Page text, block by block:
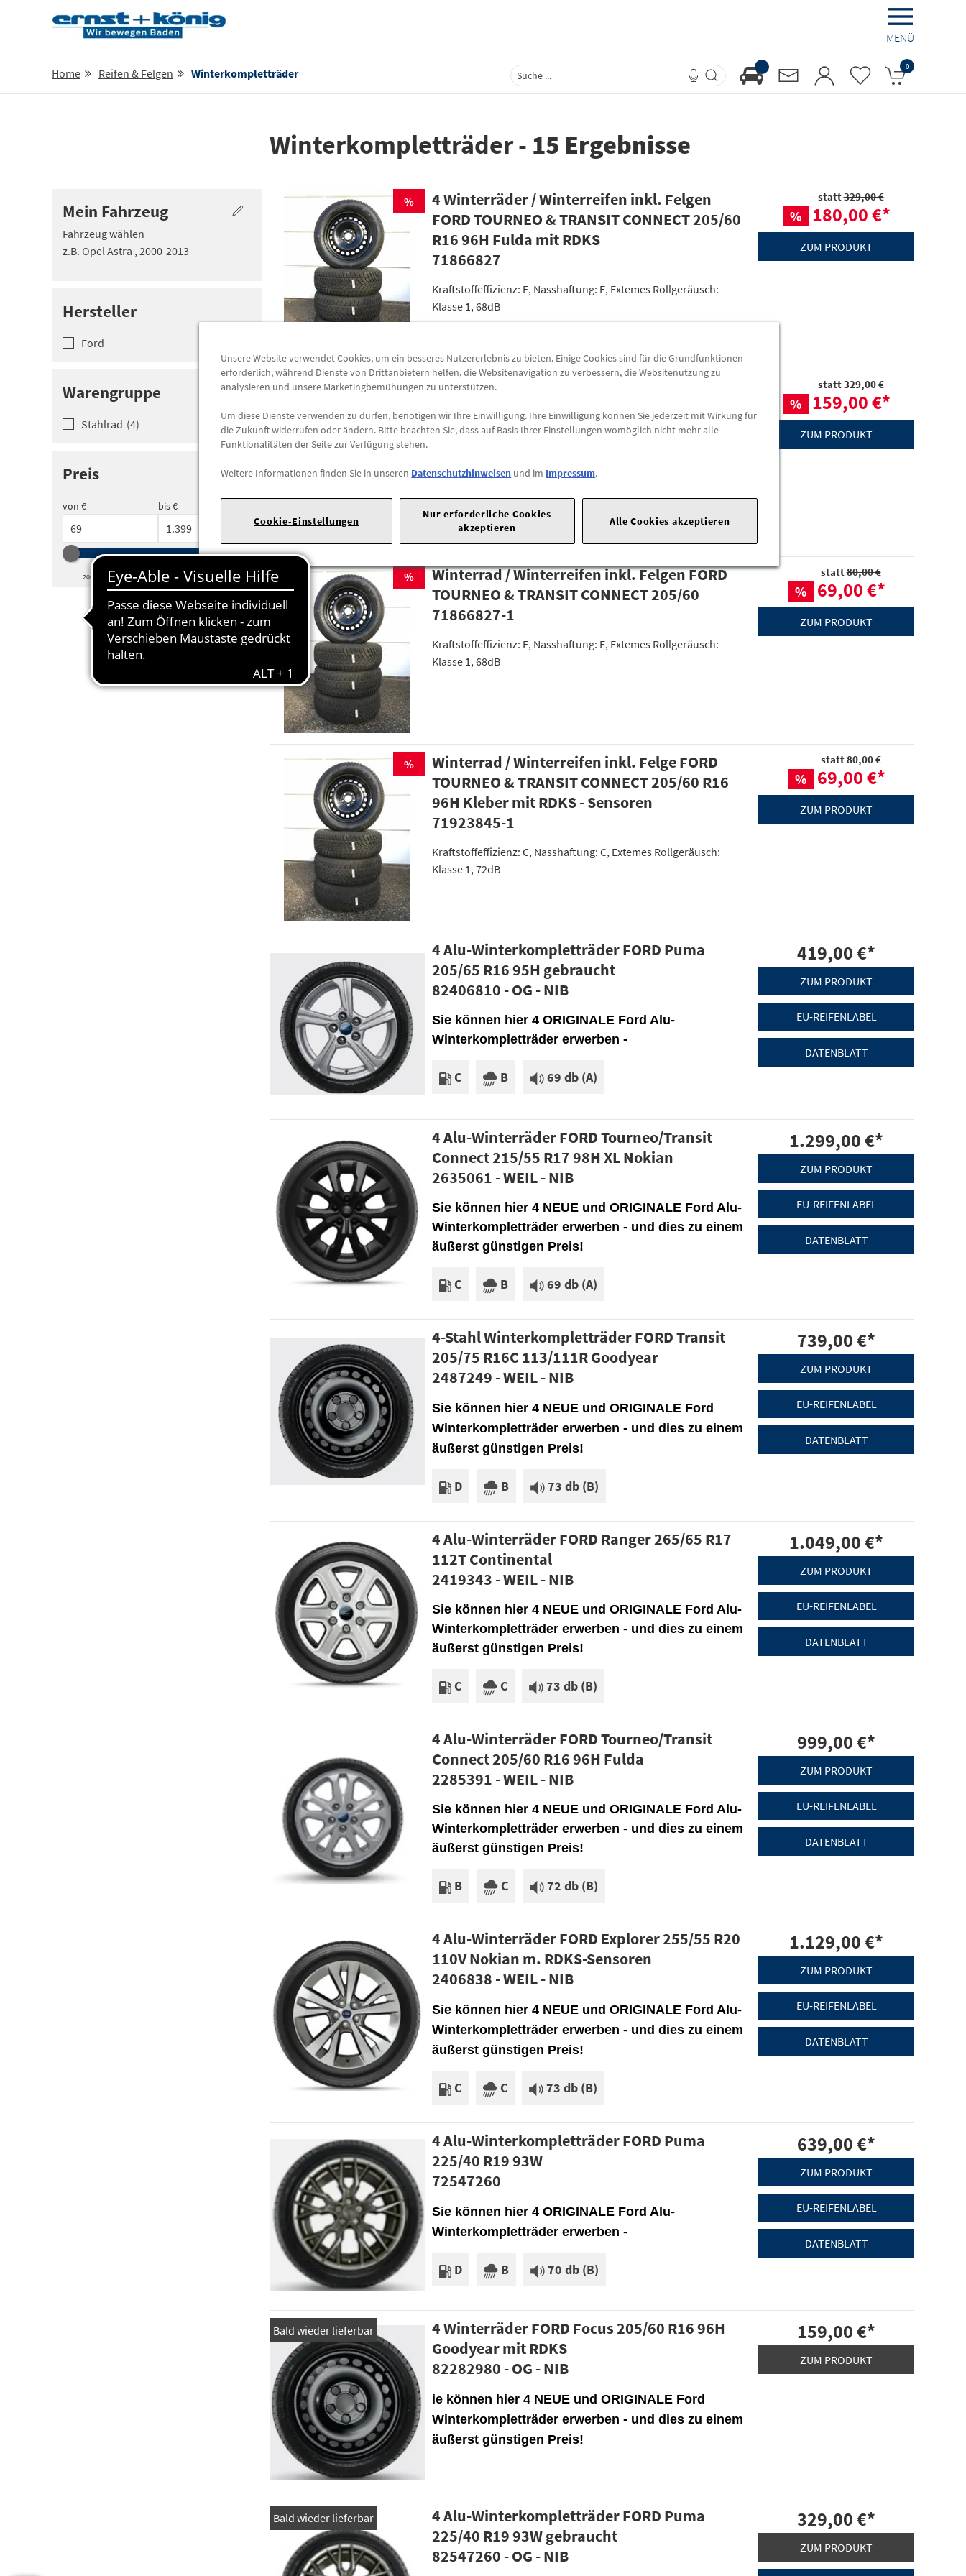
MENÜ
Home Reifen & Felgen Winterkompletträder 0
Winterkompletträder- 15 Ergebnisse
Mein Fahrzeug
Fahrzeug wählen
z.B. Opel Astra , 2000-2013
Hersteller
Ford
Warengruppe
Stahlrad (4)
Preis
von € bis €
200 400 600 800 1.000 1.200
%
4 Winterräder / Winterreifen inkl. Felgen
FORD TOURNEO & TRANSIT CONNECT 205/60
R16 96H Fulda mit RDKS
71866827
Kraftstoffeffizienz: E, Nasshaftung: E, Extemes Rollgeräusch:
Klasse 1, 68dB
statt329,00 €
% 180,00 €*
ZUM PRODUKT
%
4 Winterräder / Winterreifen inkl. Felgen
FORD TOURNEO & TRANSIT CONNECT 205/60
R16 96H Kleber mit RDKS
Kraftstoffeffizienz: C, Nasshaftung: C, Extemes Rollgeräusch:
statt329,00 €
% 159,00 €*
ZUM PRODUKT
%
Winterrad / Winterreifen inkl. Felgen FORD
TOURNEO & TRANSIT CONNECT 205/60
71866827-1
Kraftstoffeffizienz: E, Nasshaftung: E, Extemes Rollgeräusch:
Klasse 1, 68dB
statt80,00 €
% 69,00 €*
ZUM PRODUKT
%
Winterrad / Winterreifen inkl. Felge FORD
TOURNEO & TRANSIT CONNECT 205/60 R16
96H Kleber mit RDKS - Sensoren
71923845-1
Kraftstoffeffizienz: C, Nasshaftung: C, Extemes Rollgeräusch:
Klasse 1, 72dB
statt80,00 €
% 69,00 €*
ZUM PRODUKT
4 Alu-Winterkompletträder FORD Puma
205/65 R16 95H gebraucht
82406810 - OG - NIB
Sie können hier 4 ORIGINALE Ford Alu-
Winterkompletträder erwerben -
C B 69 db (A)
419,00 €*
ZUM PRODUKT
EU-REIFENLABEL
DATENBLATT
4 Alu-Winterräder FORD Tourneo/Transit
Connect 215/55 R17 98H XL Nokian
2635061 - WEIL - NIB
Sie können hier 4 NEUE und ORIGINALE Ford Alu-
Winterkompletträder erwerben - und dies zu einem
äußerst günstigen Preis!
C B 69 db (A)
1.299,00 €*
ZUM PRODUKT
EU-REIFENLABEL
DATENBLATT
4-Stahl Winterkompletträder FORD Transit
205/75 R16C 113/111R Goodyear
2487249 - WEIL - NIB
Sie können hier 4 NEUE und ORIGINALE Ford
Winterkompletträder erwerben - und dies zu einem
äußerst günstigen Preis!
D B 73 db (B)
739,00 €*
ZUM PRODUKT
EU-REIFENLABEL
DATENBLATT
4 Alu-Winterräder FORD Ranger 265/65 R17
112T Continental
2419343 - WEIL - NIB
Sie können hier 4 NEUE und ORIGINALE Ford Alu-
Winterkompletträder erwerben - und dies zu einem
äußerst günstigen Preis!
C C 73 db (B)
1.049,00 €*
ZUM PRODUKT
EU-REIFENLABEL
DATENBLATT
4 Alu-Winterräder FORD Tourneo/Transit
Connect 205/60 R16 96H Fulda
2285391 - WEIL - NIB
Sie können hier 4 NEUE und ORIGINALE Ford Alu-
Winterkompletträder erwerben - und dies zu einem
äußerst günstigen Preis!
B C 72 db (B)
999,00 €*
ZUM PRODUKT
EU-REIFENLABEL
DATENBLATT
4 Alu-Winterräder FORD Explorer 255/55 R20
110V Nokian m. RDKS-Sensoren
2406838 - WEIL - NIB
Sie können hier 4 NEUE und ORIGINALE Ford Alu-
Winterkompletträder erwerben - und dies zu einem
äußerst günstigen Preis!
C C 73 db (B)
1.129,00 €*
ZUM PRODUKT
EU-REIFENLABEL
DATENBLATT
4 Alu-Winterkompletträder FORD Puma
225/40 R19 93W
72547260
Sie können hier 4 ORIGINALE Ford Alu-
Winterkompletträder erwerben -
D B 70 db (B)
639,00 €*
ZUM PRODUKT
EU-REIFENLABEL
DATENBLATT
Bald wieder lieferbar
4 Winterräder FORD Focus 205/60 R16 96H
Goodyear mit RDKS
82282980 - OG - NIB
ie können hier 4 NEUE und ORIGINALE Ford
Winterkompletträder erwerben - und dies zu einem
äußerst günstigen Preis!
159,00 €*
ZUM PRODUKT
Bald wieder lieferbar
4 Alu-Winterkompletträder FORD Puma
225/40 R19 93W gebraucht
82547260 - OG - NIB
329,00 €*
ZUM PRODUKT
Unsere Website verwendet Cookies, um ein besseres Nutzererlebnis zu bieten. Einige Cookies sind für die Grundfunktionen
erforderlich, während Dienste von Drittanbietern helfen, die Websitenavigation zu verbessern, die Websitenutzung zu
analysieren und unsere Marketingbemühungen zu unterstützen.
Um diese Dienste verwenden zu dürfen, benötigen wir Ihre Einwilligung. Ihre Einwilligung können Sie jederzeit mit Wirkung für
die Zukunft widerrufen oder ändern. Bitte beachten Sie, dass auf Basis Ihrer Einstellungen womöglich nicht mehr alle
Funktionalitäten der Seite zur Verfügung stehen.
Weitere Informationen finden Sie in unseren Datenschutzhinweisen und im Impressum.
Cookie-Einstellungen
Nur erforderliche Cookies
akzeptieren
Alle Cookies akzeptieren